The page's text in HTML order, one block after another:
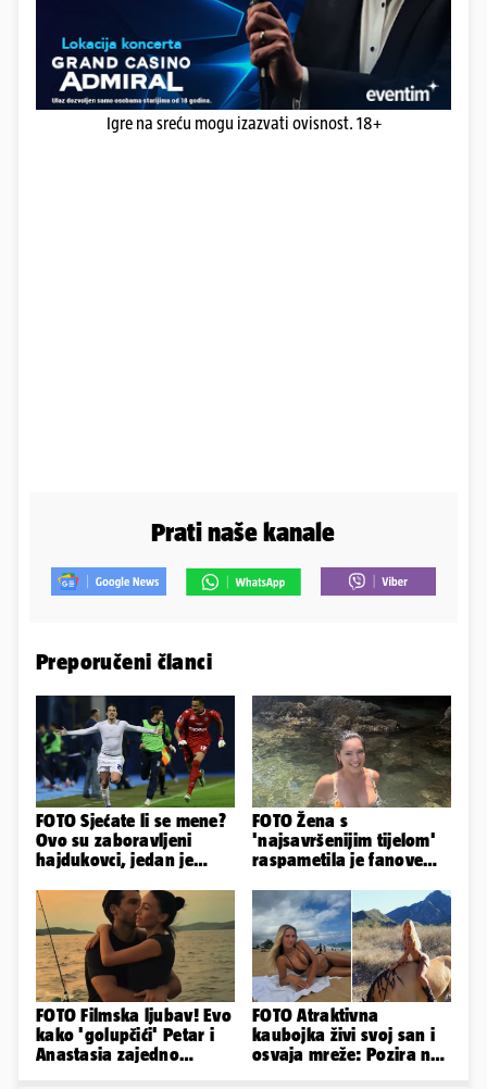
Igre na sreću mogu izazvati ovisnost. 18+
Prati naše kanale
Preporučeni članci
FOTO Sjećate li se mene?
Ovo su zaboravljeni
hajdukovci, jedan je
FOTO Žena s
'najsavršenijim tijelom'
raspametila je fanove
plićaka
FOTO Filmska ljubav! Evo
kako 'golupčići' Petar i
Anastasia zajedno
FOTO Atraktivna
kaubojka živi svoj san i
osvaja mreže: Pozira na